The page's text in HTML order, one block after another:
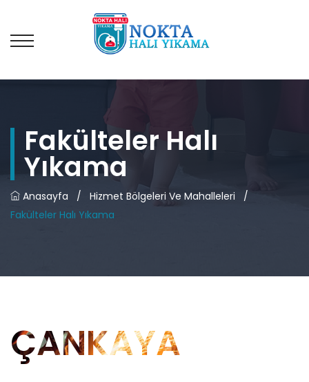
Fakülteler Halı
Yıkama
Anasayfa / Hizmet Bölgeleri Ve Mahalleleri
/
Fakülteler Halı Yıkama
ÇANKAYA